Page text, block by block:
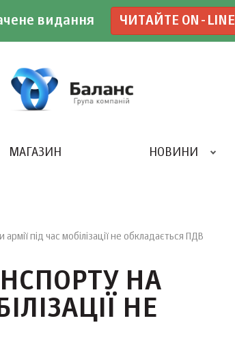
видання ЧИТАЙТЕ ON-LINE
МАГАЗИН НОВИНИ
під час мобілізації не обкладається ПДВ
НА
НЕ